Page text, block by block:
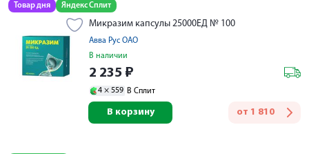
Товар дня Яндекс Сплит
Микразим капсулы 25000ЕД № 100
Авва Рус ОАО
В наличии
2 235 ₽
4 × 559 В Сплит
от 1 810
В корзину